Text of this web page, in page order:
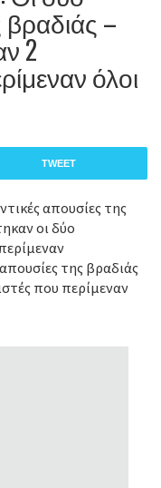
–
2
όλοι
TWEET
απουσίες της
οι δύο
της βραδιάς
που περίμεναν